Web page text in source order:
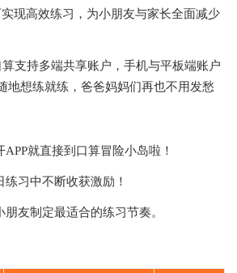
现高效练习，为小朋友与家长全面减少
支持多端共享账户，手机与平板端账户
地想练就练，爸爸妈妈们再也不用发愁
就直接到口算冒险小岛啦！
习中不断收获激励！
友制定最适合的练习节奏。